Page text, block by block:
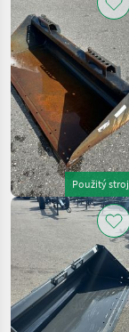
Použitý stroj